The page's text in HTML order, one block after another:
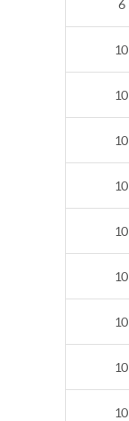
10
10
10
10
10
10
10
10
10